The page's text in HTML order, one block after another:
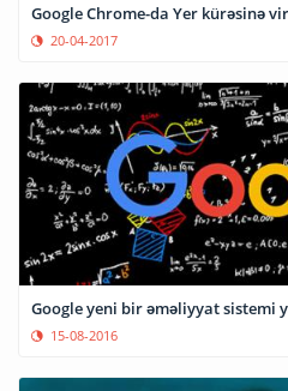
Google Chrome-da Yer kürəsinə
20-04-2017
Google yeni bir əməliyyat sistemi
15-08-2016